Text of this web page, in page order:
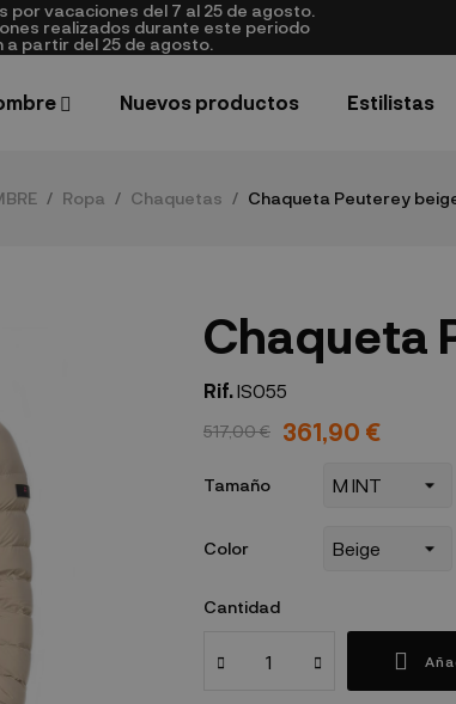
por vacaciones del 7 al 25 de agosto.
realizados durante este periodo
a partir del 25 de agosto.
Nuevos productos Estilistas
Ropa Chaquetas Chaqueta Peuterey
Chaqueta
Rif.IS055
517,00 € 361,90 €
Tamaño
Color
Cantidad